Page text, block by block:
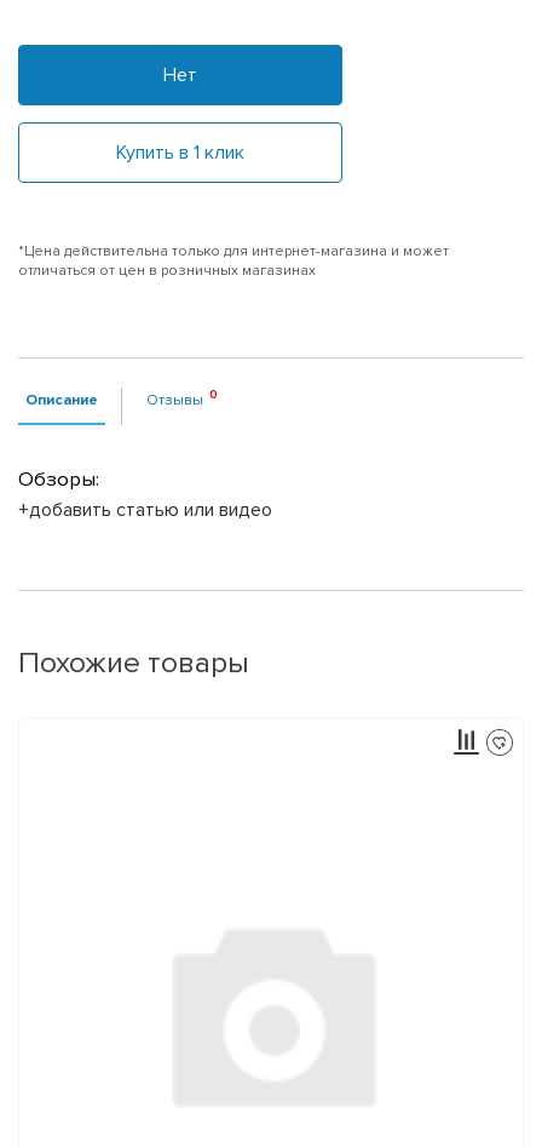
Нет
Купить в 1 клик
*Цена действительна только для интернет-магазина и может
отличаться от цен в розничных магазинах
Описание Отзывы
Обзоры:
+добавить статью или видео
Похожие товары